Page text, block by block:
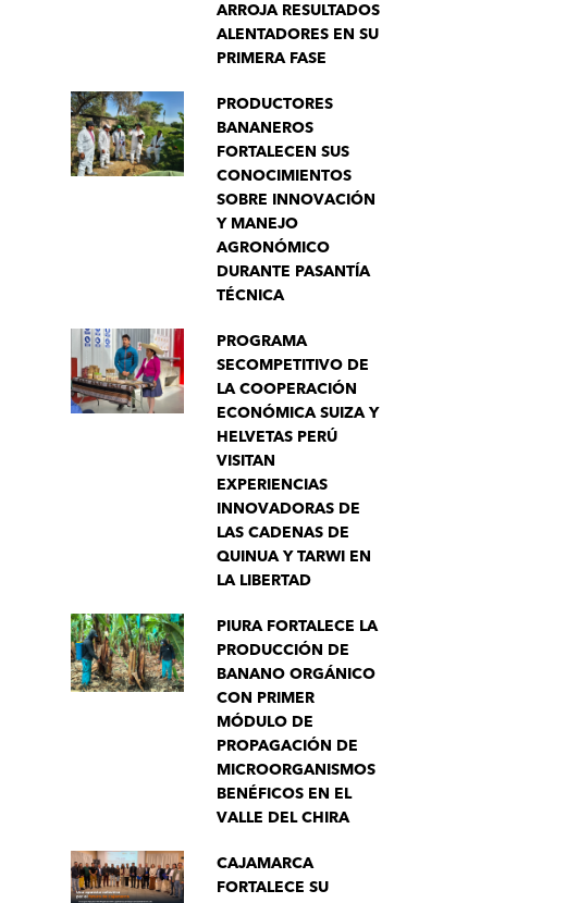
ARROJA RESULTADOS
ALENTADORES EN SU
PRIMERA FASE
PRODUCTORES
BANANEROS
FORTALECEN SUS
CONOCIMIENTOS
SOBRE INNOVACIÓN
Y MANEJO
AGRONÓMICO
DURANTE PASANTÍA
TÉCNICA
PROGRAMA
SECOMPETITIVO DE
LA COOPERACIÓN
ECONÓMICA SUIZA Y
HELVETAS PERÚ
VISITAN
EXPERIENCIAS
INNOVADORAS DE
LAS CADENAS DE
QUINUA Y TARWI EN
LA LIBERTAD
PIURA FORTALECE LA
PRODUCCIÓN DE
BANANO ORGÁNICO
CON PRIMER
MÓDULO DE
PROPAGACIÓN DE
MICROORGANISMOS
BENÉFICOS EN EL
VALLE DEL CHIRA
CAJAMARCA
FORTALECE SU